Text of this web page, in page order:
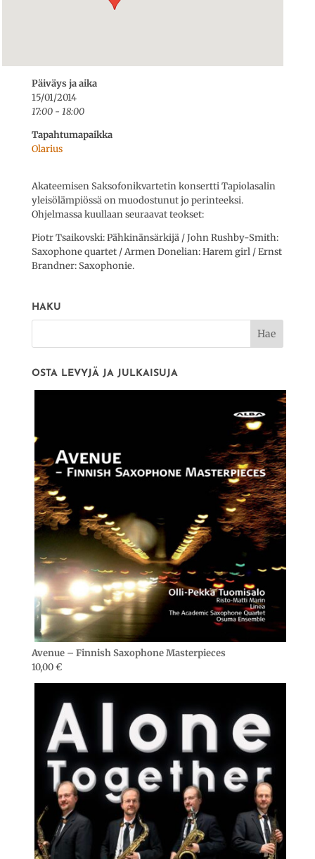
Päiväys ja aika
15/01/2014
17:00 - 18:00
Tapahtumapaikka
Olarius
Akateemisen Saksofonikvartetin konsertti Tapiolasalin
yleisölämpiössä on muodostunut jo perinteeksi.
Ohjelmassa kuullaan seuraavat teokset:
Piotr Tsaikovski: Pähkinänsärkijä / John Rushby-Smith:
Saxophone quartet / Armen Donelian: Harem girl / Ernst
Brandner: Saxophonie.
HAKU
OSTA LEVYJÄ JA JULKAISUJA
Avenue – Finnish Saxophone Masterpieces
10,00€